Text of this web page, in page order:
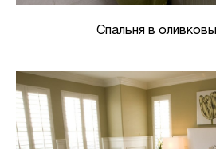
Спальня в